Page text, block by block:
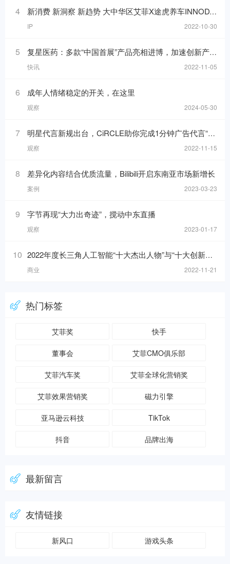
4 新消费 新洞察 新趋势 大中华区艾菲X途虎养车INNODAY圆满举办！
IP 2022-10-30
5 复星医药：多款“中国首展”产品亮相进博，加速创新产品落地
快讯 2022-11-05
6 成年人情绪稳定的开关，在这里
观察 2024-05-30
7 明星代言新规出台，CiRCLE助你完成1分钟广告代言“健康自检”
观察 2022-11-15
8 差异化内容结合优质流量，Bilibili开启东南亚市场新增长
案例 2023-03-23
9 字节再现“大力出奇迹”，搅动中东直播
观察 2023-01-17
10 2022年度长三角人工智能“十大杰出人物”与“十大创新应用”榜单发布！
商业 2022-11-21
热门标签
艾菲奖 快手
董事会 艾菲CMO俱乐部
艾菲汽车奖 艾菲全球化营销奖
艾菲效果营销奖 磁力引擎
亚马逊云科技 TikTok
抖音 品牌出海
最新留言
友情链接
新风口 游戏头条